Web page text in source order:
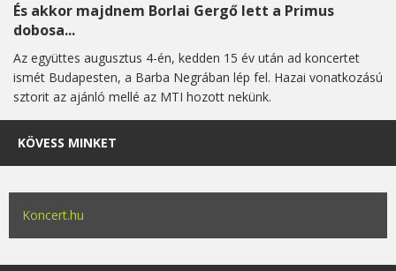
És akkor majdnem Borlai Gergő lett a Primus
dobosa...
Az együttes augusztus 4-én, kedden 15 év után ad koncertet
ismét Budapesten, a Barba Negrában lép fel. Hazai vonatkozású
sztorit az ajánló mellé az MTI hozott nekünk.
KÖVESS MINKET
Koncert.hu